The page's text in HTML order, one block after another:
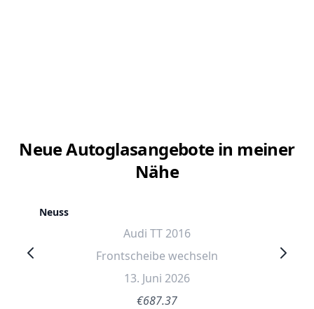
Neue Autoglasangebote in meiner
Nähe
Neuss
Audi TT 2016
Frontscheibe wechseln
13. Juni 2026
€687.37